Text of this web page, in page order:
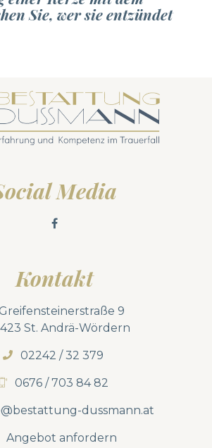
Sie, wer sie entzündet
Media
Kontakt
Greifensteinerstraße 9
St. Andrä-Wördern
02242 / 32 379
0676 / 703 84 82
dussmann.at
Angebot anfordern